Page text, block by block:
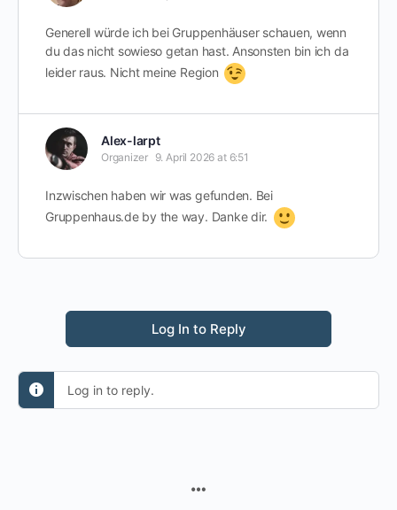
Generell würde ich bei Gruppenhäuser schauen, wenn
du das nicht sowieso getan hast. Ansonsten bin ich da
leider raus. Nicht meine Region
Alex-larpt
Organizer 9. April 2026 at 6:51
Inzwischen haben wir was gefunden. Bei
Gruppenhaus.de by the way. Danke dir.
Log In to Reply
Log in to reply.